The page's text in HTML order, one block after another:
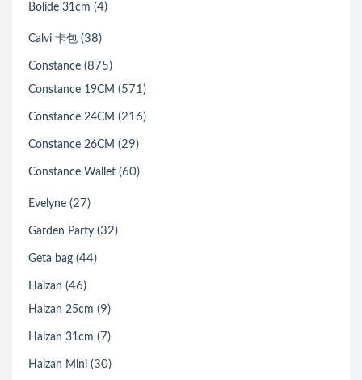
Bolide 31cm (4)
Calvi 卡包 (38)
Constance (875)
Constance 19CM (571)
Constance 24CM (216)
Constance 26CM (29)
Constance Wallet (60)
Evelyne (27)
Garden Party (32)
Geta bag (44)
Halzan (46)
Halzan 25cm (9)
Halzan 31cm (7)
Halzan Mini (30)